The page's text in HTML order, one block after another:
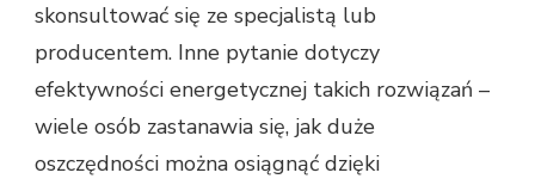
skonsultować się ze specjalistą lub
producentem. Inne pytanie dotyczy
efektywności energetycznej takich rozwiązań –
wiele osób zastanawia się, jak duże
oszczędności można osiągnąć dzięki